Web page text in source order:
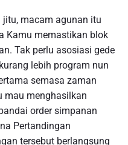
jitu, macam agunan itu
Kamu memastikan blok
Tak perlu asosiasi gede
lebih program nun
semasa zaman
mau menghasilkan
order simpanan
Pertandingan
tersebut berlangsung